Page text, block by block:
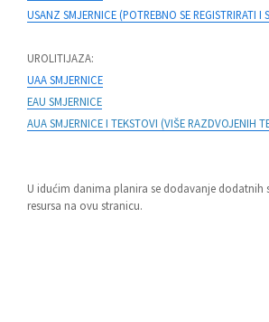
USANZ SMJERNICE (POTREBNO SE REGISTRIRATI I
UROLITIJAZA:
UAA SMJERNICE
EAU SMJERNICE
AUA SMJERNICE I TEKSTOVI (VIŠE RAZDVOJENIH
U idućim danima planira se dodavanje dodatnih
resursa na ovu stranicu.